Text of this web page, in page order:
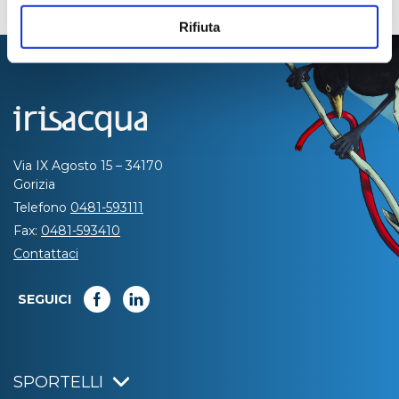
Rifiuta
Via IX Agosto 15 – 34170
Gorizia
Telefono 0481-593111
Fax: 0481-593410
Contattaci
SEGUICI
SPORTELLI